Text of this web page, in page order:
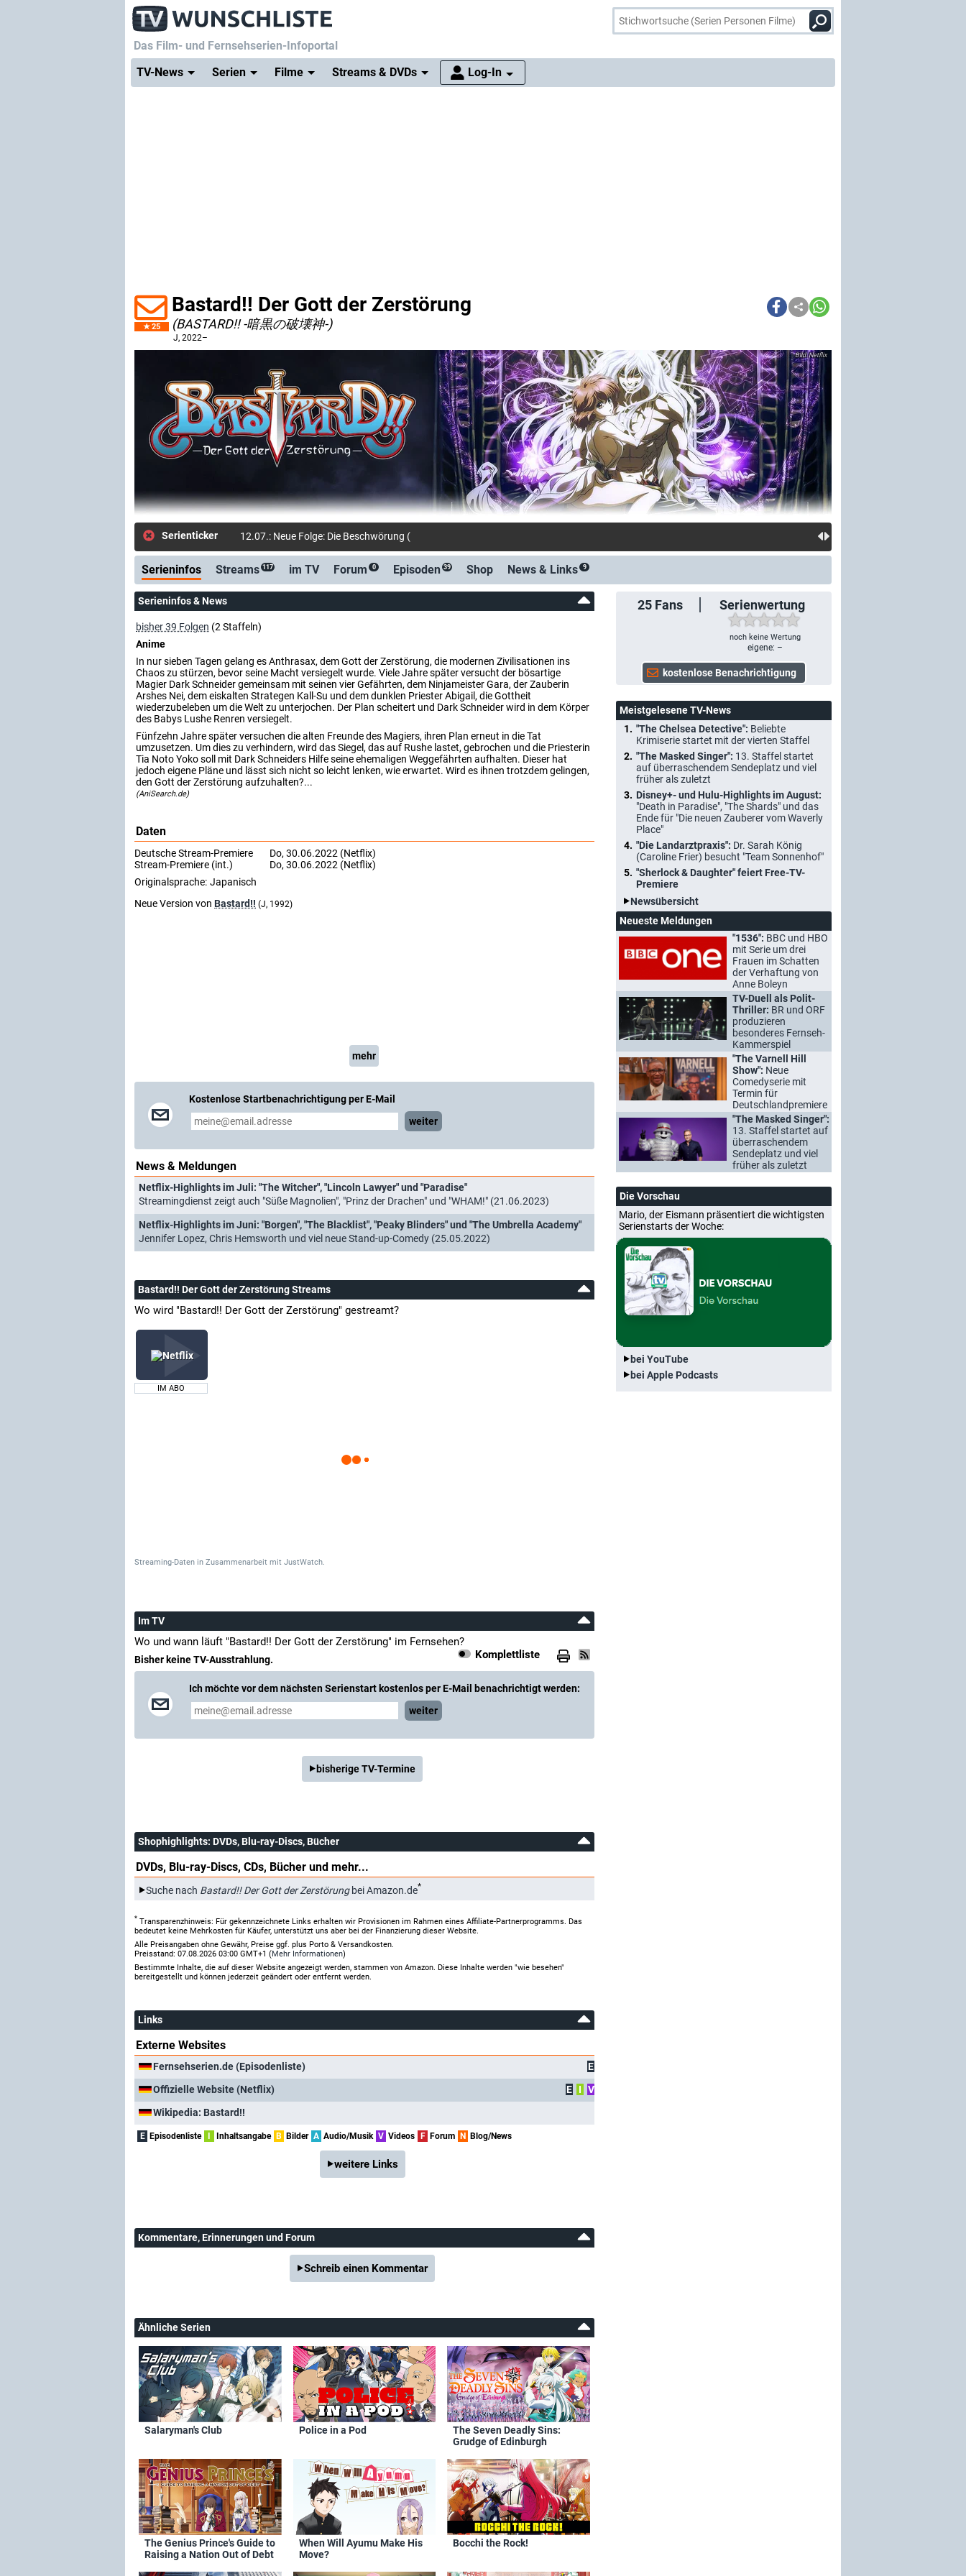
Das Film- und Fernsehserien-Infoportal
TV-News
Serien Filme Streams & DVDs Log-In
25
Bastard!! Der Gott der Zerstörung
(BASTARD!! -暗黒の破壊神-)
J, 2022–
Netflix
Serienticker 12.07.: Neue Folge: Die Beschwörung (Netflix)
Serieninfos Streams 117 im TV Forum 0 Episoden 39 Shop News & Links 9
25 Fans Serienwertung
noch keine Wertung
eigene: –
Serieninfos & News
bisher 39 Folgen (2 Staffeln)
Anime
In nur sieben Tagen gelang es Anthrasax, dem Gott der Zerstörung, die modernen Zivilisationen ins
Chaos zu stürzen, bevor seine Macht versiegelt wurde. Viele Jahre später versucht der bösartige
Magier Dark Schneider gemeinsam mit seinen vier Gefährten, dem Ninjameister Gara, der Zauberin
Arshes Nei, dem eiskalten Strategen Kall-Su und dem dunklen Priester Abigail, die Gottheit
wiederzubeleben um die Welt zu unterjochen. Der Plan scheitert und Dark Schneider wird in dem Körper
des Babys Lushe Renren versiegelt.
Fünfzehn Jahre später versuchen die alten Freunde des Magiers, ihren Plan erneut in die Tat
umzusetzen. Um dies zu verhindern, wird das Siegel, das auf Rushe lastet, gebrochen und die Priesterin
Tia Noto Yoko soll mit Dark Schneiders Hilfe seine ehemaligen Weggefährten aufhalten. Dieser hat
jedoch eigene Pläne und lässt sich nicht so leicht lenken, wie erwartet. Wird es ihnen trotzdem gelingen,
den Gott der Zerstörung aufzuhalten?...
(AniSearch.de)
Daten
Deutsche Stream-Premiere
Do, 30.06.2022 (Netflix)
Stream-Premiere (int.)
Do, 30.06.2022 (Netflix)
Originalsprache: Japanisch
Neue Version von Bastard!! (J, 1992)
mehr
Kostenlose Startbenachrichtigung per E-Mail
weiter
News & Meldungen
Netflix-Highlights im Juli: "The Witcher", "Lincoln Lawyer" und "Paradise"
Streamingdienst zeigt auch "Süße Magnolien", "Prinz der Drachen" und "WHAM!" (21.06.2023)
Netflix-Highlights im Juni: "Borgen", "The Blacklist", "Peaky Blinders" und "The Umbrella Academy"
Jennifer Lopez, Chris Hemsworth und viel neue Stand-up-Comedy (25.05.2022)
Bastard!! Der Gott der Zerstörung Streams
Wo wird "Bastard!! Der Gott der Zerstörung" gestreamt?
IM ABO
Streaming-Daten in Zusammenarbeit mit JustWatch.
Im TV
Wo und wann läuft "Bastard!! Der Gott der Zerstörung" im Fernsehen?
Komplettliste
Bisher keine TV-Ausstrahlung.
Ich möchte vor dem nächsten Serienstart kostenlos per E-Mail benachrichtigt werden:
weiter
bisherige TV-Termine
Shophighlights: DVDs, Blu-ray-Discs, Bücher
DVDs, Blu-ray-Discs, CDs, Bücher und mehr...
Suche nach Bastard!! Der Gott der Zerstörungbei Amazon.de*
* Transparenzhinweis: Für gekennzeichnete Links erhalten wir Provisionen im Rahmen eines Affiliate-Partnerprogramms. Das
bedeutet keine Mehrkosten für Käufer, unterstützt uns aber bei der Finanzierung dieser Website.
Alle Preisangaben ohne Gewähr, Preise ggf. plus Porto & Versandkosten.
Preisstand: 07.08.2026 03:00 GMT+1 (Mehr Informationen)
Bestimmte Inhalte, die auf dieser Website angezeigt werden, stammen von Amazon. Diese Inhalte werden "wie besehen"
bereitgestellt und können jederzeit geändert oder entfernt werden.
Links
Externe Websites
Fernsehserien.de (Episodenliste)
E
Offizielle Website (Netflix)
E I
V
Wikipedia: Bastard!!
E Episodenliste I Inhaltsangabe B Bilder A Audio/Musik V Videos F Forum N Blog/News
weitere Links
Kommentare, Erinnerungen und Forum
Schreib einen Kommentar
Ähnliche Serien
Salaryman's Club Police in a Pod
The Seven Deadly Sins:
Grudge of Edinburgh
The Genius Prince's Guide to
Raising a Nation Out of Debt
When Will Ayumu Make His
Move?
Bocchi the Rock!
Meistgelesene TV-News
"The Chelsea Detective": Beliebte
Krimiserie startet mit der vierten Staffel
"The Masked Singer": 13. Staffel startet
auf überraschendem Sendeplatz und viel
früher als zuletzt
Disney+- und Hulu-Highlights im August:
"Death in Paradise", "The Shards" und das
Ende für "Die neuen Zauberer vom Waverly
Place"
"Die Landarztpraxis": Dr. Sarah König
(Caroline Frier) besucht "Team Sonnenhof"
"Sherlock & Daughter" feiert Free-TV-
Premiere
Newsübersicht
Neueste Meldungen
"1536": BBC und HBO
mit Serie um drei
Frauen im Schatten
der Verhaftung von
Anne Boleyn
TV-Duell als Polit-
Thriller: BR und ORF
produzieren
besonderes Fernseh-
Kammerspiel
"The Varnell Hill
Show": Neue
Comedyserie mit
Termin für
Deutschlandpremiere
"The Masked Singer":
13. Staffel startet auf
überraschendem
Sendeplatz und viel
früher als zuletzt
Die Vorschau
Mario, der Eismann präsentiert die wichtigsten
Serienstarts der Woche:
bei YouTube
bei Apple Podcasts